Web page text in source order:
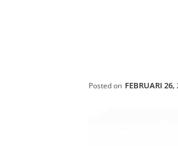
Posted on FEBRUARI 26,